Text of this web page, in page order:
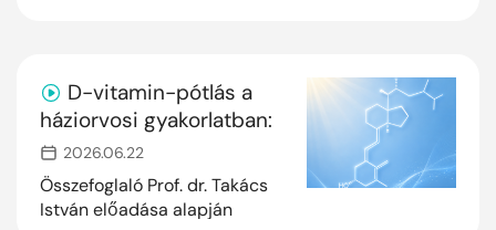
az allergiás nátha, az
asztmához társuló légúti
tünetek, illetve a csalánkiütés
jelentősen ronthatják az
életminőséget, az alvást, a
koncentrációt és a
mindennapi teljesítményt. Dr.
D-vitamin-pótlás a
háziorvosi gyakorlatban:
nemcsak csontvédelem,
hanem immunológiai
prevenció is
2026.06.22
Összefoglaló Prof. dr. Takács
István előadása alapján